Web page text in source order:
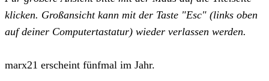
klicken. Großansicht kann mit der Taste "Esc" (links oben
auf deiner Computertastatur) wieder verlassen werden.
marx21 erscheint fünfmal im Jahr.